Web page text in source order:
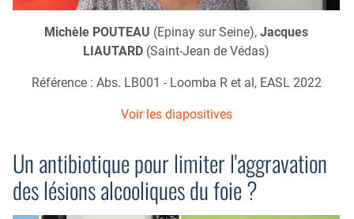
Michèle POUTEAU (Epinay sur Seine),Jacques
LIAUTARD (Saint-Jean de Védas)
Référence : Abs. LB001 - Loomba R et al, EASL 2022
Voir les diapositives
Un antibiotique pour limiter l'aggravation
des lésions alcooliques du foie ?